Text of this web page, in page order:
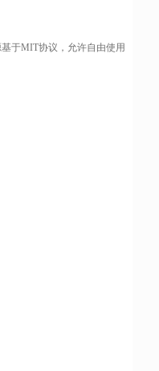
于MIT协议，允许自由使用